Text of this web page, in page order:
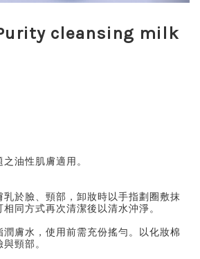
cleansing milk
油性肌膚適用。
於臉、頸部，卸妝時以手指劃圈敷抹
同方式再次清潔後以清水沖淨。
膚水，使用前需充份搖勻。以化妝棉
頸部。